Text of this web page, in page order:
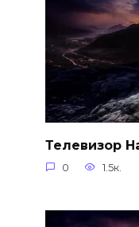
Телевизор
0 1.5к.